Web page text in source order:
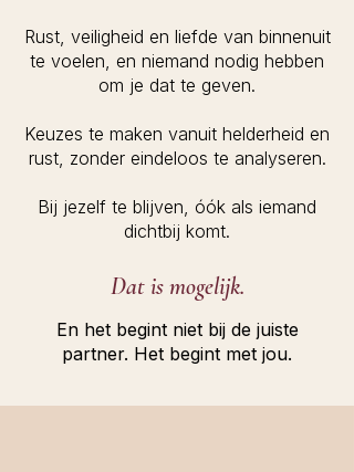
Rust, veiligheid en liefde van binnenuit
te voelen, en niemand nodig hebben
om je dat te geven.
Keuzes te maken vanuit helderheid en
rust, zonder eindeloos te analyseren.
Bij jezelf te blijven, óók als iemand
dichtbij komt.
Dat is mogelijk.
En het begint niet bij de juiste
partner. Het begint met jou.